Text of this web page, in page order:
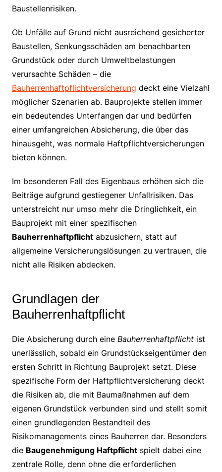
Baustellenrisiken.
Ob Unfälle auf Grund nicht ausreichend gesicherter
Baustellen, Senkungsschäden am benachbarten
Grundstück oder durch Umweltbelastungen
verursachte Schäden – die
Bauherrenhaftpflichtversicherung deckt eine Vielzahl
möglicher Szenarien ab. Bauprojekte stellen immer
ein bedeutendes Unterfangen dar und bedürfen
einer umfangreichen Absicherung, die über das
hinausgeht, was normale Haftpflichtversicherungen
bieten können.
Im besonderen Fall des Eigenbaus erhöhen sich die
Beiträge aufgrund gestiegener Unfallrisiken. Das
unterstreicht nur umso mehr die Dringlichkeit, ein
Bauprojekt mit einer spezifischen
Bauherrenhaftpflichtabzusichern, statt auf
allgemeine Versicherungslösungen zu vertrauen, die
nicht alle Risiken abdecken.
Grundlagen der
Bauherrenhaftpflicht
Die Absicherung durch eine Bauherrenhaftpflichtist
unerlässlich, sobald ein Grundstückseigentümer den
ersten Schritt in Richtung Bauprojekt setzt. Diese
spezifische Form der Haftpflichtversicherung deckt
die Risiken ab, die mit Baumaßnahmen auf dem
eigenen Grundstück verbunden sind und stellt somit
einen grundlegenden Bestandteil des
Risikomanagements eines Bauherren dar. Besonders
die Baugenehmigung Haftpflichtspielt dabei eine
zentrale Rolle, denn ohne die erforderlichen